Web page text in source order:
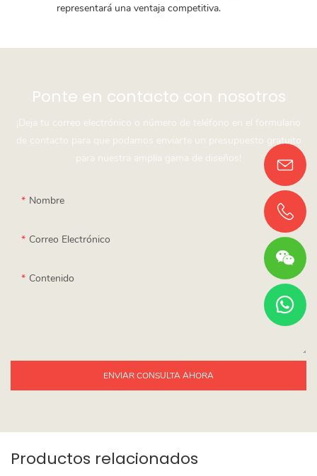
representará una ventaja competitiva.
Ponte en contacto con nosotros
¡Deja tu correo electrónico o número de teléfono en el formulario
de contacto para que podamos enviarte un presupuesto gratuito
para nuestra amplia gama de diseños!
Nombre
Correo Electrónico
Contenido
ENVIAR CONSULTA AHORA
Productos relacionados